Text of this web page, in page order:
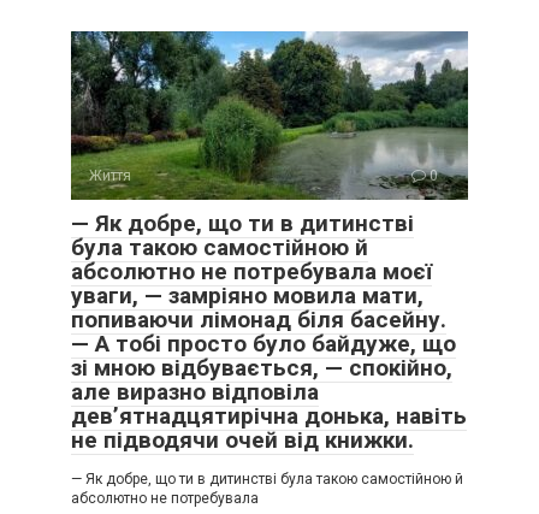
Життя 0
— Як добре, що ти в дитинстві
була такою самостійною й
абсолютно не потребувала моєї
уваги, — замріяно мовила мати,
попиваючи лімонад біля басейну.
— А тобі просто було байдуже, що
зі мною відбувається, — спокійно,
але виразно відповіла
дев’ятнадцятирічна донька, навіть
не підводячи очей від книжки.
— Як добре, що ти в дитинстві була такою самостійною й
абсолютно не потребувала